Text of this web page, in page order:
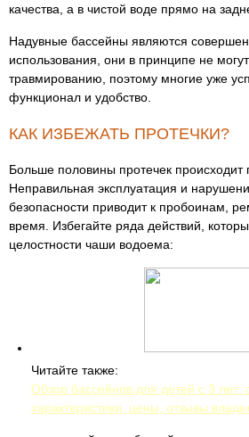
качества, а в чистой воде прямо на
Надувные бассейны являются
использования, они в принципе не
травмированию, поэтому многие уже
функционал и удобство.
КАК ИЗБЕЖАТЬ ПРОТЕЧКИ?
Больше половины протечек происходит
Неправильная эксплуатация и
безопасности приводит к пробоинам,
время. Избегайте ряда действий,
целостности чаши водоема:
Читайте также:
Обзор бассейнов для детей с 3 лет:
характеристики, цены, отзывы